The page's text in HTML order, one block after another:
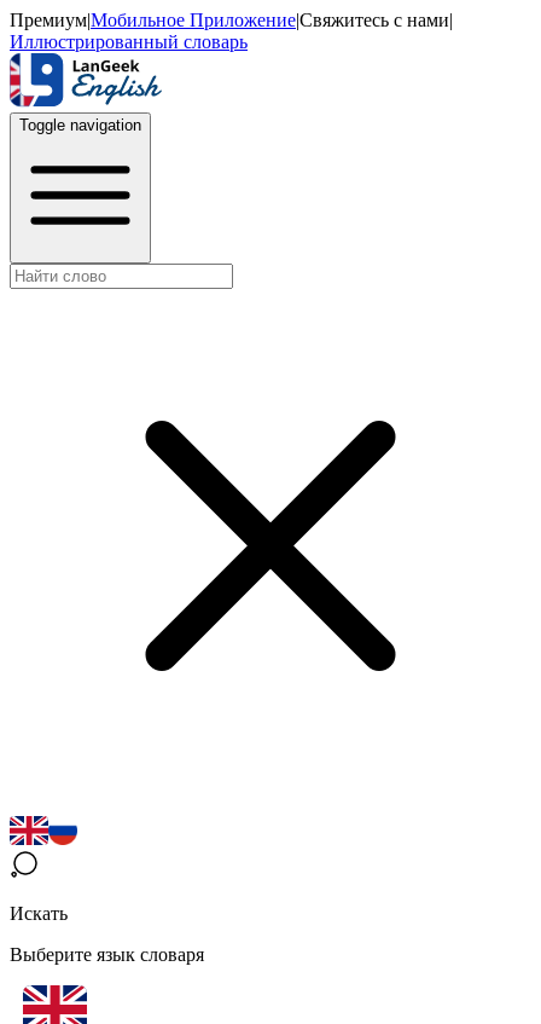
Премиум|Мобильное Приложение|Свяжитесь с нами|
Иллюстрированный словарь
Toggle navigation
Искать
Выберите язык словаря